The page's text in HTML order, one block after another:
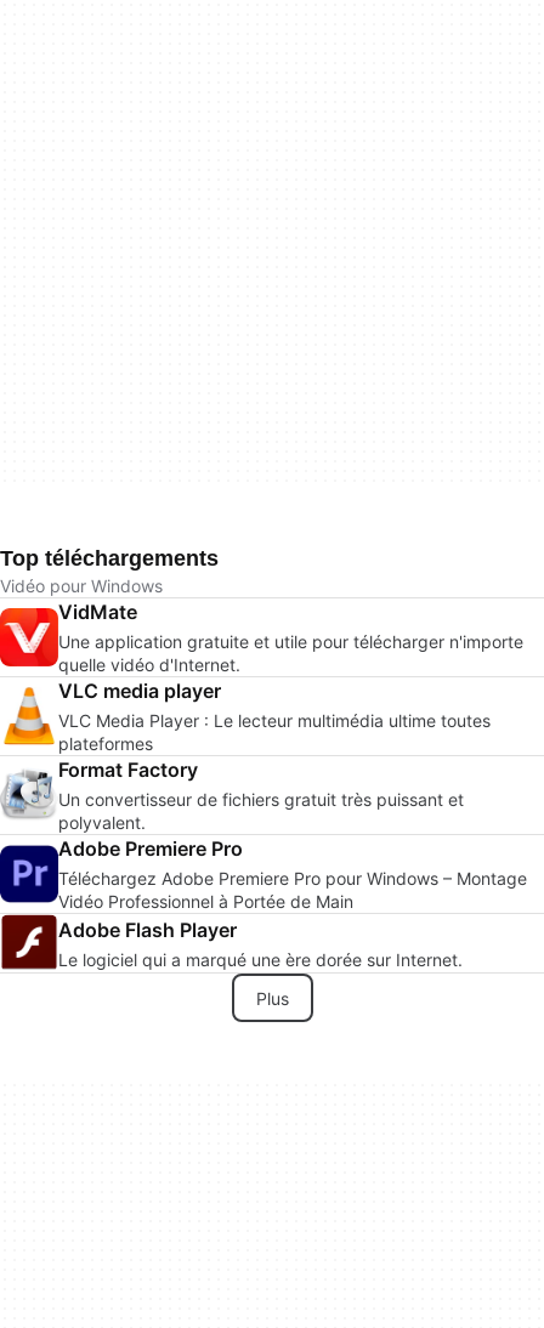
Top téléchargements
Vidéo pour Windows
VidMate
Une application gratuite et utile pour télécharger n'importe
quelle vidéo d'Internet.
VLC media player
VLC Media Player : Le lecteur multimédia ultime toutes
plateformes
Format Factory
Un convertisseur de fichiers gratuit très puissant et
polyvalent.
Adobe Premiere Pro
Téléchargez Adobe Premiere Pro pour Windows – Montage
Vidéo Professionnel à Portée de Main
Adobe Flash Player
Le logiciel qui a marqué une ère dorée sur Internet.
Plus